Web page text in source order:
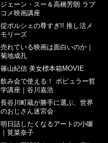
ジェーン・スー＆高橋芳朗 ラブ
コメ映画講座
掟ポルシェの尊すぎ!! 推し活メ
モリーズ
売れている映画は面白いのか｜
菊地成孔
篠山紀信 美女標本箱MOVIE
飲み会で使える！ ポピュラー哲
学講座｜谷川嘉浩
長谷川町蔵が勝手に選ぶ、世界
のおじさん迷宮会
明日話したくなるアートの小噺
｜筧菜奈子